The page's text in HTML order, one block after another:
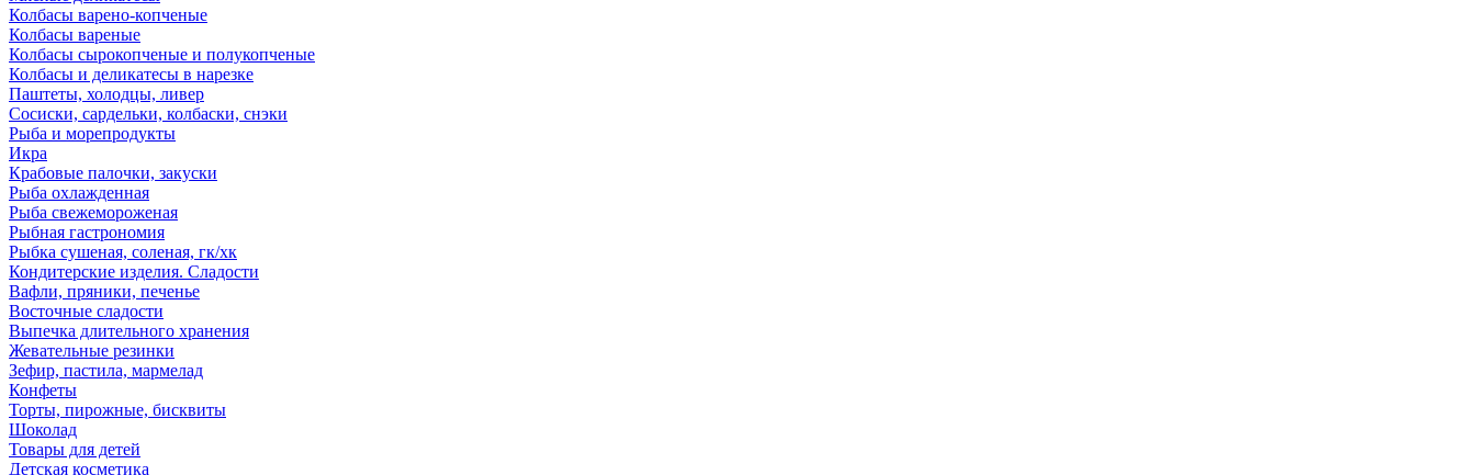
Колбасы варено-копченые
Колбасы вареные
Колбасы сырокопченые и полукопченые
Колбасы и деликатесы в нарезке
Паштеты, холодцы, ливер
Сосиски, сардельки, колбаски, снэки
Рыба и морепродукты
Икра
Крабовые палочки, закуски
Рыба охлажденная
Рыба свежемороженая
Рыбная гастрономия
Рыбка сушеная, соленая, гк/хк
Кондитерские изделия. Сладости
Вафли, пряники, печенье
Восточные сладости
Выпечка длительного хранения
Жевательные резинки
Зефир, пастила, мармелад
Конфеты
Торты, пирожные, бисквиты
Шоколад
Товары для детей
Детская косметика